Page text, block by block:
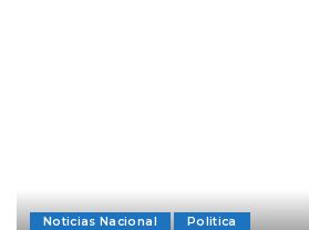
Noticias Nacional Politica